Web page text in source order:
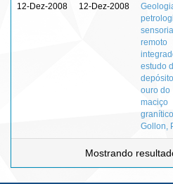
12-Dez-2008 12-Dez-2008
remoto
estudo
ouro do
maciço
granítico
Gollon,
Mostrando